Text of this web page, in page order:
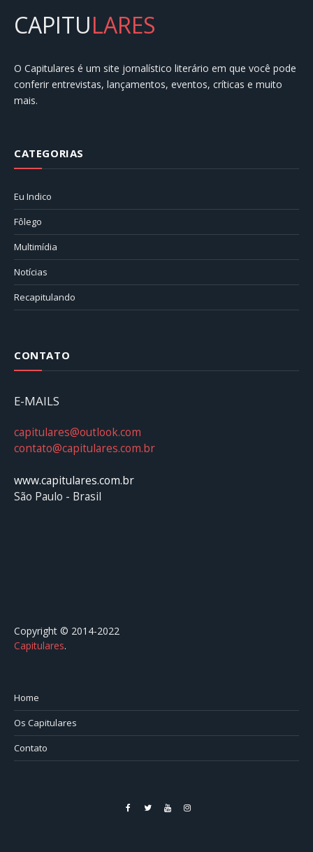
CAPITULARES
O Capitulares é um site jornalístico literário em que você pode
conferir entrevistas, lançamentos, eventos, críticas e muito
mais.
CATEGORIAS
Eu Indico
Fôlego
Multimídia
Notícias
Recapitulando
CONTATO
E-MAILS
capitulares@outlook.com
contato@capitulares.com.br
www.capitulares.com.br
São Paulo - Brasil
Copyright © 2014-2022
Capitulares.⠀⠀⠀⠀⠀⠀⠀⠀⠀⠀⠀⠀⠀⠀⠀⠀⠀⠀⠀⠀⠀⠀⠀⠀⠀⠀⠀
Home
Os Capitulares
Contato
FacebookTwitterYouTubeInstagram